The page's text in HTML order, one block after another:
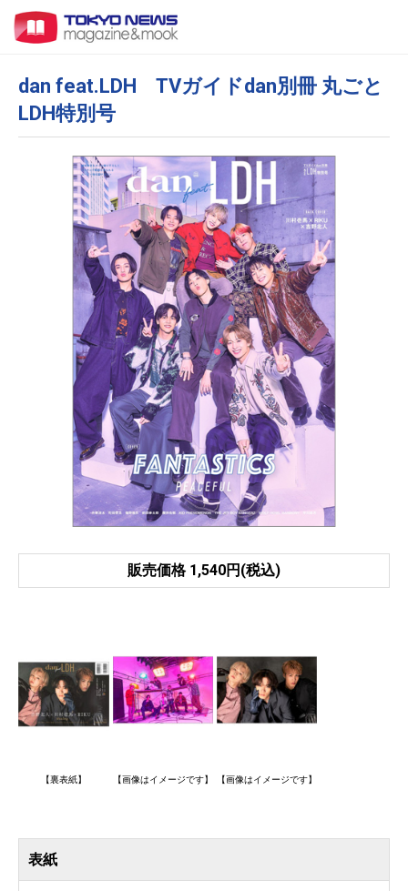
dan feat.LDH TVガイドdan別冊 丸ごと
LDH特別号
販売価格 1,540円(税込)
【裏表紙】 【画像はイメージです】 【画像はイメージです】
表紙